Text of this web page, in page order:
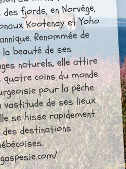
fjords, en Norvège,
Kootenay et Yoho
Renommée de
beauté de ses
naturels, elle attire
coins du monde.
pour la pêche
de ses lieux
se hisse rapidement
destinations